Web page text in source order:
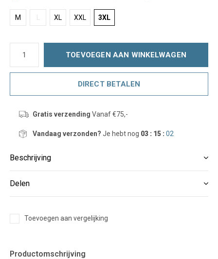
M XL XXL 3XL
TOEVOEGEN AAN WINKELWAGEN
DIRECT BETALEN
Gratis verzending Vanaf €75,-
Vandaag verzonden? Je hebt nog 03 : 15 :02
Beschrijving
Delen
Toevoegen aan vergelijking
Productomschrijving